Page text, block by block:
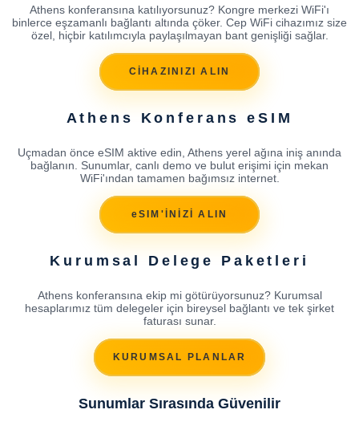
Athens konferansına katılıyorsunuz? Kongre merkezi WiFi'ı
binlerce eşzamanlı bağlantı altında çöker. Cep WiFi cihazımız size
özel, hiçbir katılımcıyla paylaşılmayan bant genişliği sağlar.
CİHAZINIZI ALIN
Athens Konferans eSIM
Uçmadan önce eSIM aktive edin, Athens yerel ağına iniş anında
bağlanın. Sunumlar, canlı demo ve bulut erişimi için mekan
WiFi'ından tamamen bağımsız internet.
eSIM'İNİZİ ALIN
Kurumsal Delege Paketleri
Athens konferansına ekip mi götürüyorsunuz? Kurumsal
hesaplarımız tüm delegeler için bireysel bağlantı ve tek şirket
faturası sunar.
KURUMSAL PLANLAR
Sunumlar Sırasında Güvenilir